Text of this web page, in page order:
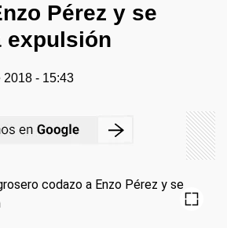
Pérez y se
expulsión
2018 - 15:43